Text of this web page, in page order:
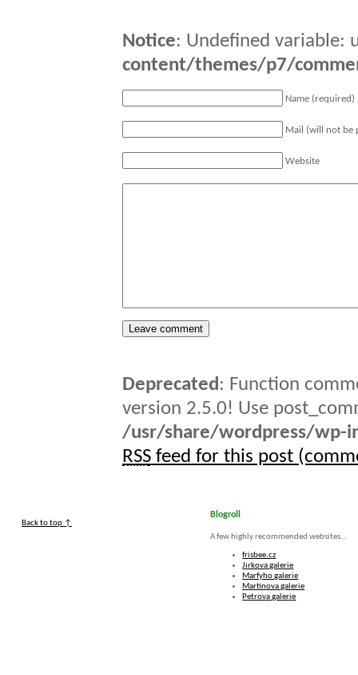
Notice: Undefined variable:
content/themes/p7/
Name (required)
Mail (will not be
Website
Deprecated: Function
version 2.5.0! Use
/usr/share/wordpress/wp-
RSSfeed for this post
Back to top ↑
Blogroll
A few highly recommended websites...
frisbee.cz
Jirkova galerie
Marfyho galerie
Martinova galerie
Petrova galerie